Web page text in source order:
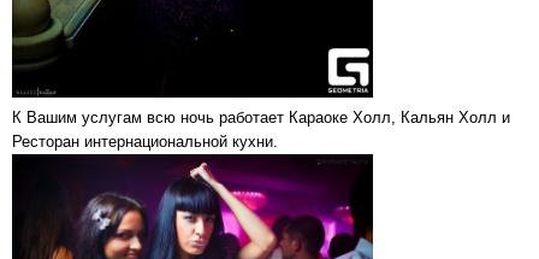
К Вашим услугам всю ночь работает Караоке Холл, Кальян Холл и
Ресторан интернациональной кухни.